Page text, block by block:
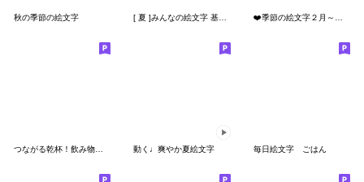
秋の季節の絵文字 [ 夏 ]みんなの絵文字 基本セット ❤️季節の絵文字２月～５月❤️
動く♩爽やか夏絵文字 毎日絵文字 ごはん